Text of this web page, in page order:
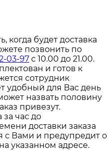
когда будет доставка
позвонить по
03-97 с 10.00 до 21.00.
и готов к
сотрудник
удобный для Вас день
назвать половину
привезут.
час до
доставки заказа
с Вами и предупредит о
указанном адресе.